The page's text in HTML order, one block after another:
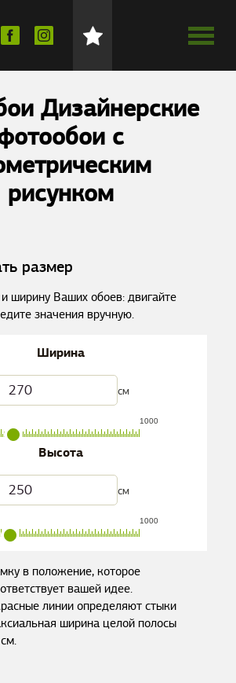
Дизайнерские
с
рисунком
размер
ширину Ваших обоев: двигайте
значения вручную.
Ширина
см
1000
Высота
см
1000
в положение, которое
вашей идее.
линии определяют стыки
ширина целой полосы
см.